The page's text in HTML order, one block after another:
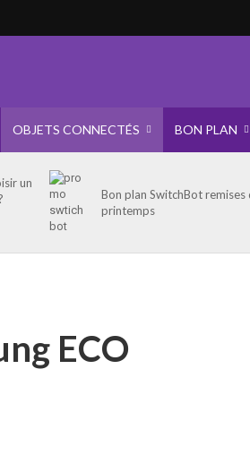
OBJETS CONNECTÉS BON PLAN
un
Bon plan SwitchBot remises
printemps
ECO